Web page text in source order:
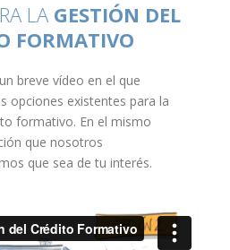
LA GESTIÓN DEL
FORMATIVO
breve vídeo en el que
opciones existentes para la
formativo. En el mismo
que nosotros
que sea de tu interés.